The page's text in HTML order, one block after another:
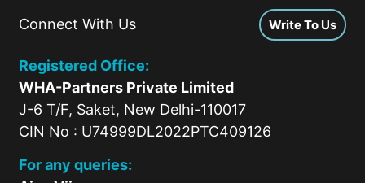
Connect With Us Write To Us
Registered Office:
WHA-Partners Private Limited
J-6 T/F, Saket, New Delhi-110017
CIN No : U74999DL2022PTC409126
For any queries: